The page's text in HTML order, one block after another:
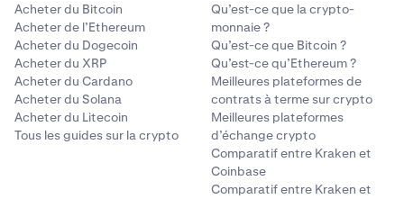
Acheter du Bitcoin
Acheter de l’Ethereum
Acheter du Dogecoin
Acheter du XRP
Acheter du Cardano
Acheter du Solana
Acheter du Litecoin
Tous les guides sur la crypto
Qu’est-ce que la crypto-
monnaie ?
Qu’est-ce que Bitcoin ?
Qu’est-ce qu’Ethereum ?
Meilleures plateformes de
contrats à terme sur crypto
Meilleures plateformes
d’échange crypto
Comparatif entre Kraken et
Coinbase
Comparatif entre Kraken et